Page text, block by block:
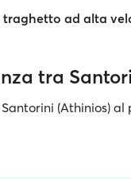
traghetto ad alta
tra
(Athinios)